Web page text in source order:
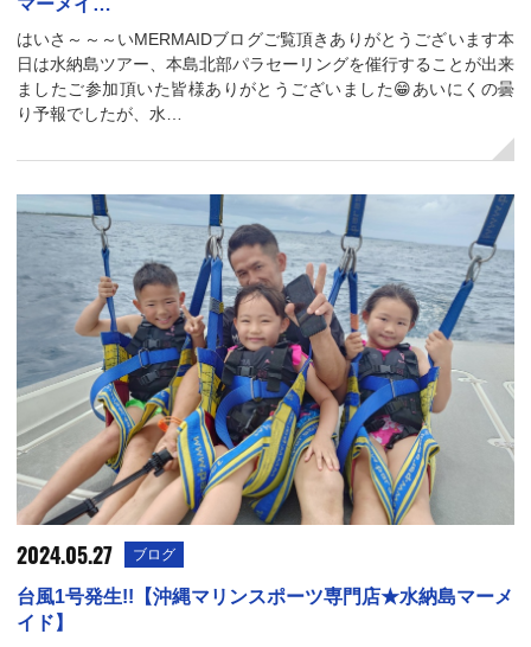
はいさ～～～いMERMAIDブログご覧頂きありがとうございます本
日は水納島ツアー、本島北部パラセーリングを催行することが出来
ましたご参加頂いた皆様ありがとうございました😁あいにくの曇
り予報でしたが、水…
2024.05.27 ブログ
台風1号発生!!【沖縄マリンスポーツ専門店★水納島マーメ
イド】